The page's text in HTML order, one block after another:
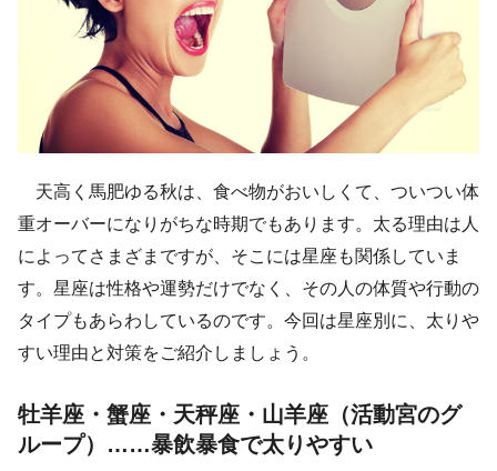
天高く馬肥ゆる秋は、食べ物がおいしくて、ついつい体
重オーバーになりがちな時期でもあります。太る理由は人
によってさまざまですが、そこには星座も関係していま
す。星座は性格や運勢だけでなく、その人の体質や行動の
タイプもあらわしているのです。今回は星座別に、太りや
すい理由と対策をご紹介しましょう。
牡羊座・蟹座・天秤座・山羊座（活動宮のグ
ループ）……暴飲暴食で太りやすい